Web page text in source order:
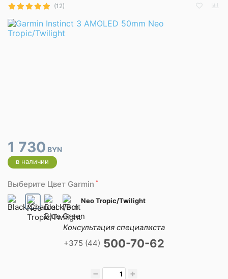
(12)
1 730 BYN
в наличии
Выберите Цвет Garmin *
Neo Tropic/Twilight
Консультация специалиста
+375 (44) 500-70-62
− +